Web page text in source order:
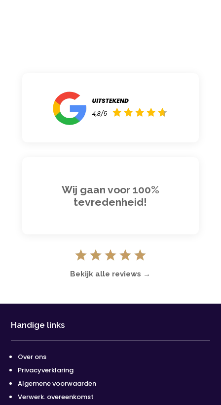
Wij gaan voor 100%
tevredenheid!
Bekijk alle reviews →
Handige links
Over ons
Privacyverklaring
Algemene voorwaarden
Verwerk. overeenkomst